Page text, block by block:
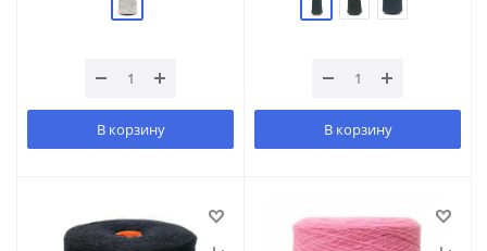
В корзину В корзину